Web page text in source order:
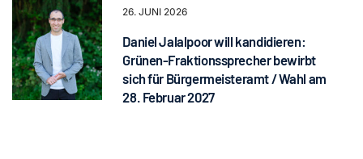
26. JUNI 2026
Daniel Jalalpoor will kandidieren:
Grünen-Fraktionssprecher bewirbt
sich für Bürgermeisteramt / Wahl am
28. Februar 2027